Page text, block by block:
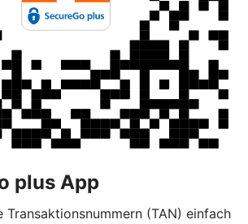
plus App
Transaktionsnummern (TAN) einfach